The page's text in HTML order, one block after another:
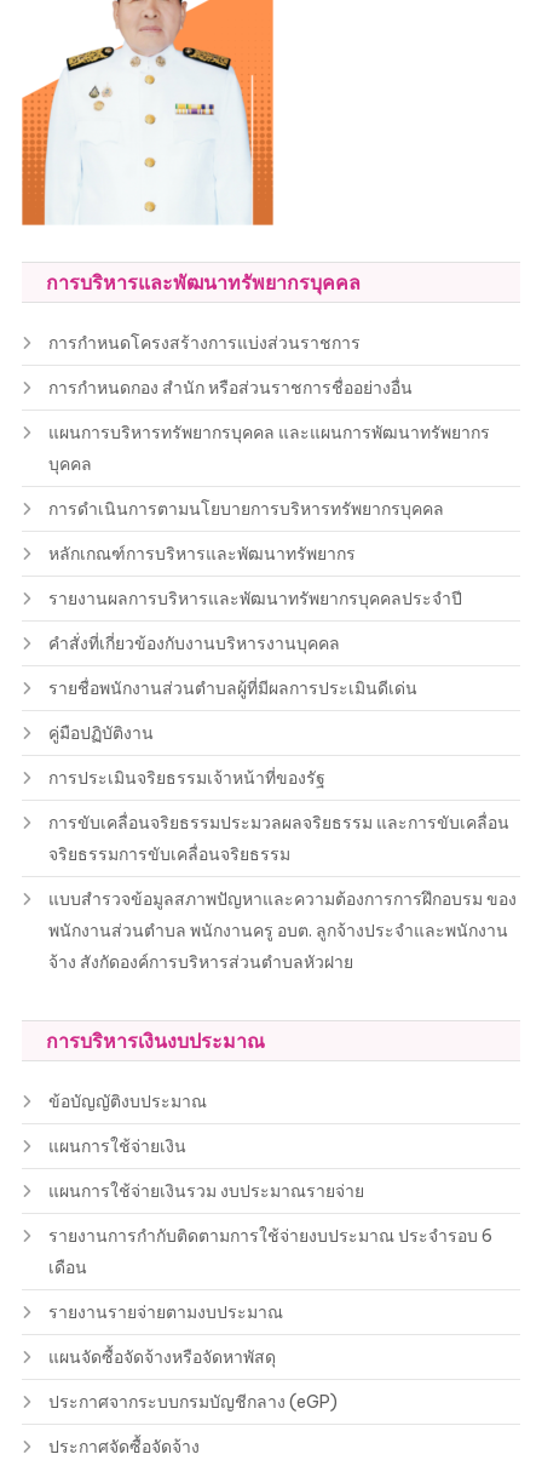
การบริหารและพัฒนาทรัพยากรบุคคล
การกำหนดโครงสร้างการแบ่งส่วนราชการ
การกำหนดกอง สำนัก หรือส่วนราชการชื่ออย่างอื่น
แผนการบริหารทรัพยากรบุคคล และแผนการพัฒนาทรัพยากร
บุคคล
การดำเนินการตามนโยบายการบริหารทรัพยากรบุคคล
หลักเกณฑ์การบริหารและพัฒนาทรัพยากร
รายงานผลการบริหารและพัฒนาทรัพยากรบุคคลประจำปี
คำสั่งที่เกี่ยวข้องกับงานบริหารงานบุคคล
รายชื่อพนักงานส่วนตำบลผู้ที่มีผลการประเมินดีเด่น
คู่มือปฏิบัติงาน
การประเมินจริยธรรมเจ้าหน้าที่ของรัฐ
การขับเคลื่อนจริยธรรมประมวลผลจริยธรรม และการขับเคลื่อน
จริยธรรมการขับเคลื่อนจริยธรรม
แบบสำรวจข้อมูลสภาพปัญหาและความต้องการการฝึกอบรม ของ
พนักงานส่วนตำบล พนักงานครู อบต. ลูกจ้างประจำและพนักงาน
จ้าง สังกัดองค์การบริหารส่วนตำบลหัวฝาย
การบริหารเงินงบประมาณ
ข้อบัญญัติงบประมาณ
แผนการใช้จ่ายเงิน
แผนการใช้จ่ายเงินรวม งบประมาณรายจ่าย
รายงานการกำกับติดตามการใช้จ่ายงบประมาณ ประจำรอบ 6
เดือน
รายงานรายจ่ายตามงบประมาณ
แผนจัดซื้อจัดจ้างหรือจัดหาพัสดุ
ประกาศจากระบบกรมบัญชีกลาง (eGP)
ประกาศจัดซื้อจัดจ้าง